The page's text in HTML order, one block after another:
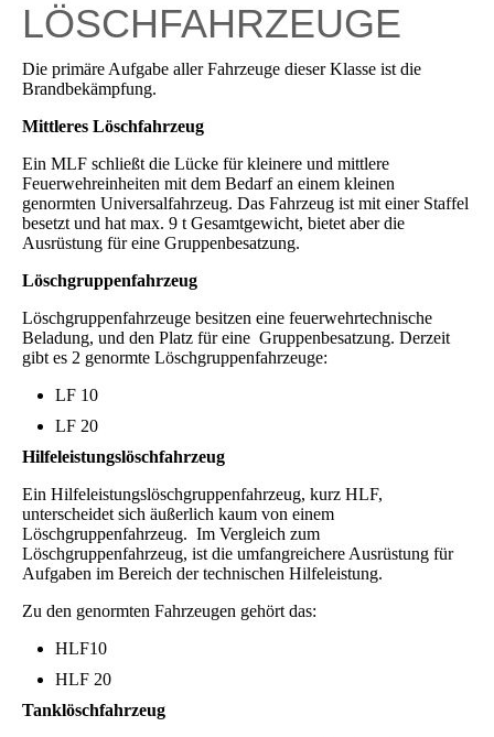
LÖSCHFAHRZEUGE
Die primäre Aufgabe aller Fahrzeuge dieser Klasse ist die
Brandbekämpfung.
Mittleres Löschfahrzeug
Ein MLF schließt die Lücke für kleinere und mittlere
Feuerwehreinheiten mit dem Bedarf an einem kleinen
genormten Universalfahrzeug. Das Fahrzeug ist mit einer Staffel
besetzt und hat max. 9 t Gesamtgewicht, bietet aber die
Ausrüstung für eine Gruppenbesatzung.
Löschgruppenfahrzeug
Löschgruppenfahrzeuge besitzen eine feuerwehrtechnische
Beladung, und den Platz für eine Gruppenbesatzung. Derzeit
gibt es 2 genormte Löschgruppenfahrzeuge:
LF 10
LF 20
Hilfeleistungslöschfahrzeug
Ein Hilfeleistungslöschgruppenfahrzeug, kurz HLF,
unterscheidet sich äußerlich kaum von einem
Löschgruppenfahrzeug. Im Vergleich zum
Löschgruppenfahrzeug, ist die umfangreichere Ausrüstung für
Aufgaben im Bereich der technischen Hilfeleistung.
Zu den genormten Fahrzeugen gehört das:
HLF10
HLF 20
Tanklöschfahrzeug